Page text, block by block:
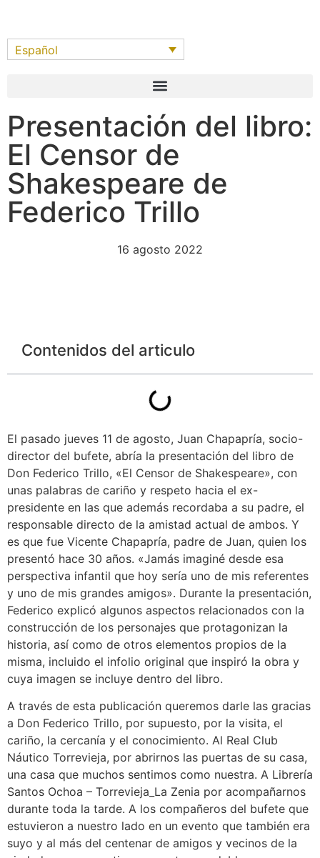
Español
Presentación del libro:
El Censor de
Shakespeare de
Federico Trillo
16 agosto 2022
Contenidos del articulo
El pasado jueves 11 de agosto, Juan Chapapría, socio-
director del bufete, abría la presentación del libro de
Don Federico Trillo, «El Censor de Shakespeare», con
unas palabras de cariño y respeto hacia el ex-
presidente en las que además recordaba a su padre, el
responsable directo de la amistad actual de ambos. Y
es que fue Vicente Chapapría, padre de Juan, quien los
presentó hace 30 años. «Jamás imaginé desde esa
perspectiva infantil que hoy sería uno de mis referentes
y uno de mis grandes amigos». Durante la presentación,
Federico explicó algunos aspectos relacionados con la
construcción de los personajes que protagonizan la
historia, así como de otros elementos propios de la
misma, incluido el infolio original que inspiró la obra y
cuya imagen se incluye dentro del libro.
A través de esta publicación queremos darle las gracias
a Don Federico Trillo, por supuesto, por la visita, el
cariño, la cercanía y el conocimiento. Al Real Club
Náutico Torrevieja, por abrirnos las puertas de su casa,
una casa que muchos sentimos como nuestra. A Librería
Santos Ochoa – Torrevieja_La Zenia por acompañarnos
durante toda la tarde. A los compañeros del bufete que
estuvieron a nuestro lado en un evento que también era
suyo y al más del centenar de amigos y vecinos de la